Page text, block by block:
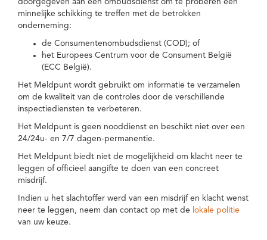
doorgegeven aan een ombudsdienst om te proberen een
minnelijke schikking te treffen met de betrokken
onderneming:
de Consumentenombudsdienst (COD); of
het Europees Centrum voor de Consument België
(ECC België).
Het Meldpunt wordt gebruikt om informatie te verzamelen
om de kwaliteit van de controles door de verschillende
inspectiediensten te verbeteren.
Het Meldpunt is geen nooddienst en beschikt niet over een
24/24u- en 7/7 dagen-permanentie.
Het Meldpunt biedt niet de mogelijkheid om klacht neer te
leggen of officieel aangifte te doen van een concreet
misdrijf.
Indien u het slachtoffer werd van een misdrijf en klacht wenst
neer te leggen, neem dan contact op met de lokale politie
van uw keuze.